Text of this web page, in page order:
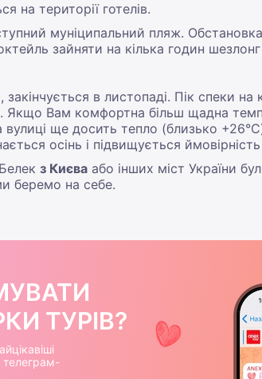
на території готелів.
муніципальний пляж.
зайняти на кілька годин
закінчується в листопаді. Пік спеки
Якщо Вам комфортна більш щадна
ще досить тепло (близько
осінь і підвищується
з Києва або інших міст України
беремо на себе.
ТУРІВ?
телеграм-